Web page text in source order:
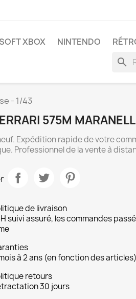
XBOX NINTENDO
search
- 1/43
575M
Expédition rapide de votre
Professionnel de la vente à
de livraison
suivi assuré, les commandes
à 2 ans (en fonction des articles)
retours
30 jours